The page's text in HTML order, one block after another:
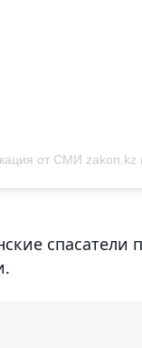
от СМИ zakon.kz
спасатели